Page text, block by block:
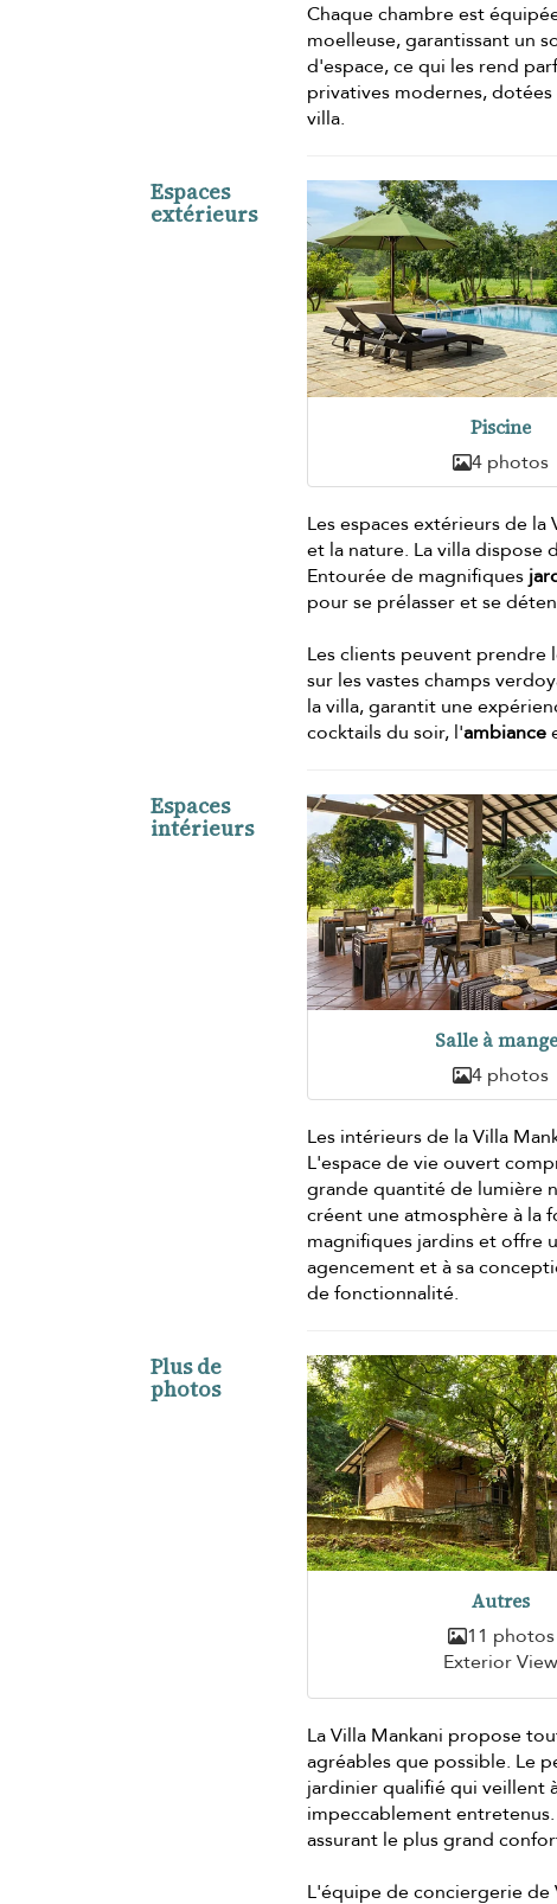
Chaque chambre est
moelleuse, garantissant un
d'espace, ce qui les rend
privatives modernes,
villa.
Espaces
extérieurs
Piscine
4 photos
Les espaces extérieurs de
et la nature. La villa dispose
Entourée de magnifiques
pour se prélasser et se
Les clients peuvent prendre
sur les vastes champs
la villa, garantit une
cocktails du soir, l'ambiance
Espaces
intérieurs
Salle à
4 photos
Les intérieurs de la Villa
L'espace de vie ouvert
grande quantité de lumière
créent une atmosphère à la
magnifiques jardins et offre
agencement et à sa
de fonctionnalité.
Plus de
photos
Autres
11 photos
Exterior View
La Villa Mankani propose
agréables que possible. Le
jardinier qualifié qui veillent
impeccablement
assurant le plus grand
L'équipe de conciergerie de